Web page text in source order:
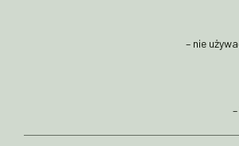
– nie